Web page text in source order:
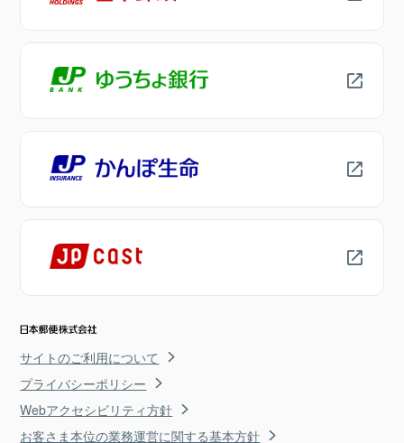
サイトのご利用について
プライバシーポリシー
Webアクセシビリティ方針
お客さま本位の業務運営に関する基本方針